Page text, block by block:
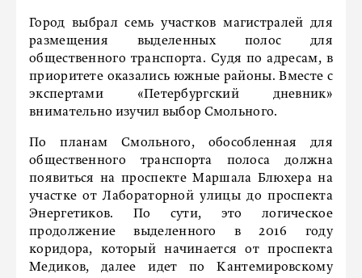
Город выбрал семь участков магистралей для
размещения выделенных полос для
общественного транспорта. Судя по адресам, в
приоритете оказались южные районы. Вместе с
экспертами «Петербургский дневник»
внимательно изучил выбор Смольного.
По планам Смольного, обособленная для
общественного транспорта полоса должна
появиться на проспекте Маршала Блюхера на
участке от Лабораторной улицы до проспекта
Энергетиков. По сути, это логическое
продолжение выделенного в 2016 году
коридора, который начинается от проспекта
Медиков, далее идет по Кантемировскому